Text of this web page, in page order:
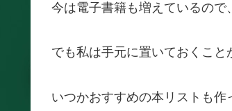
今は電子書籍も増えているので
でも私は手元に置いておくこと
いつかおすすめの本リストも